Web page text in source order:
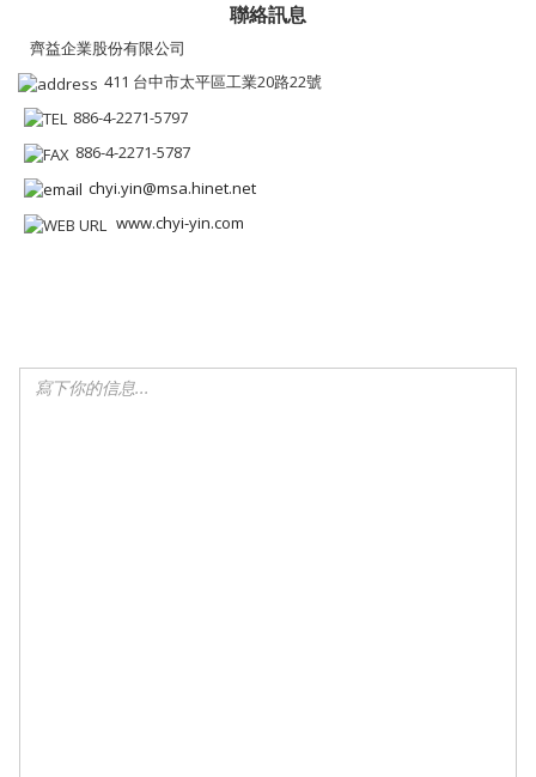
聯絡訊息
齊益企業股份有限公司
411 台中市太平區工業20路22號
886-4-2271-5797
886-4-2271-5787
chyi.yin@msa.hinet.net
www.chyi-yin.com